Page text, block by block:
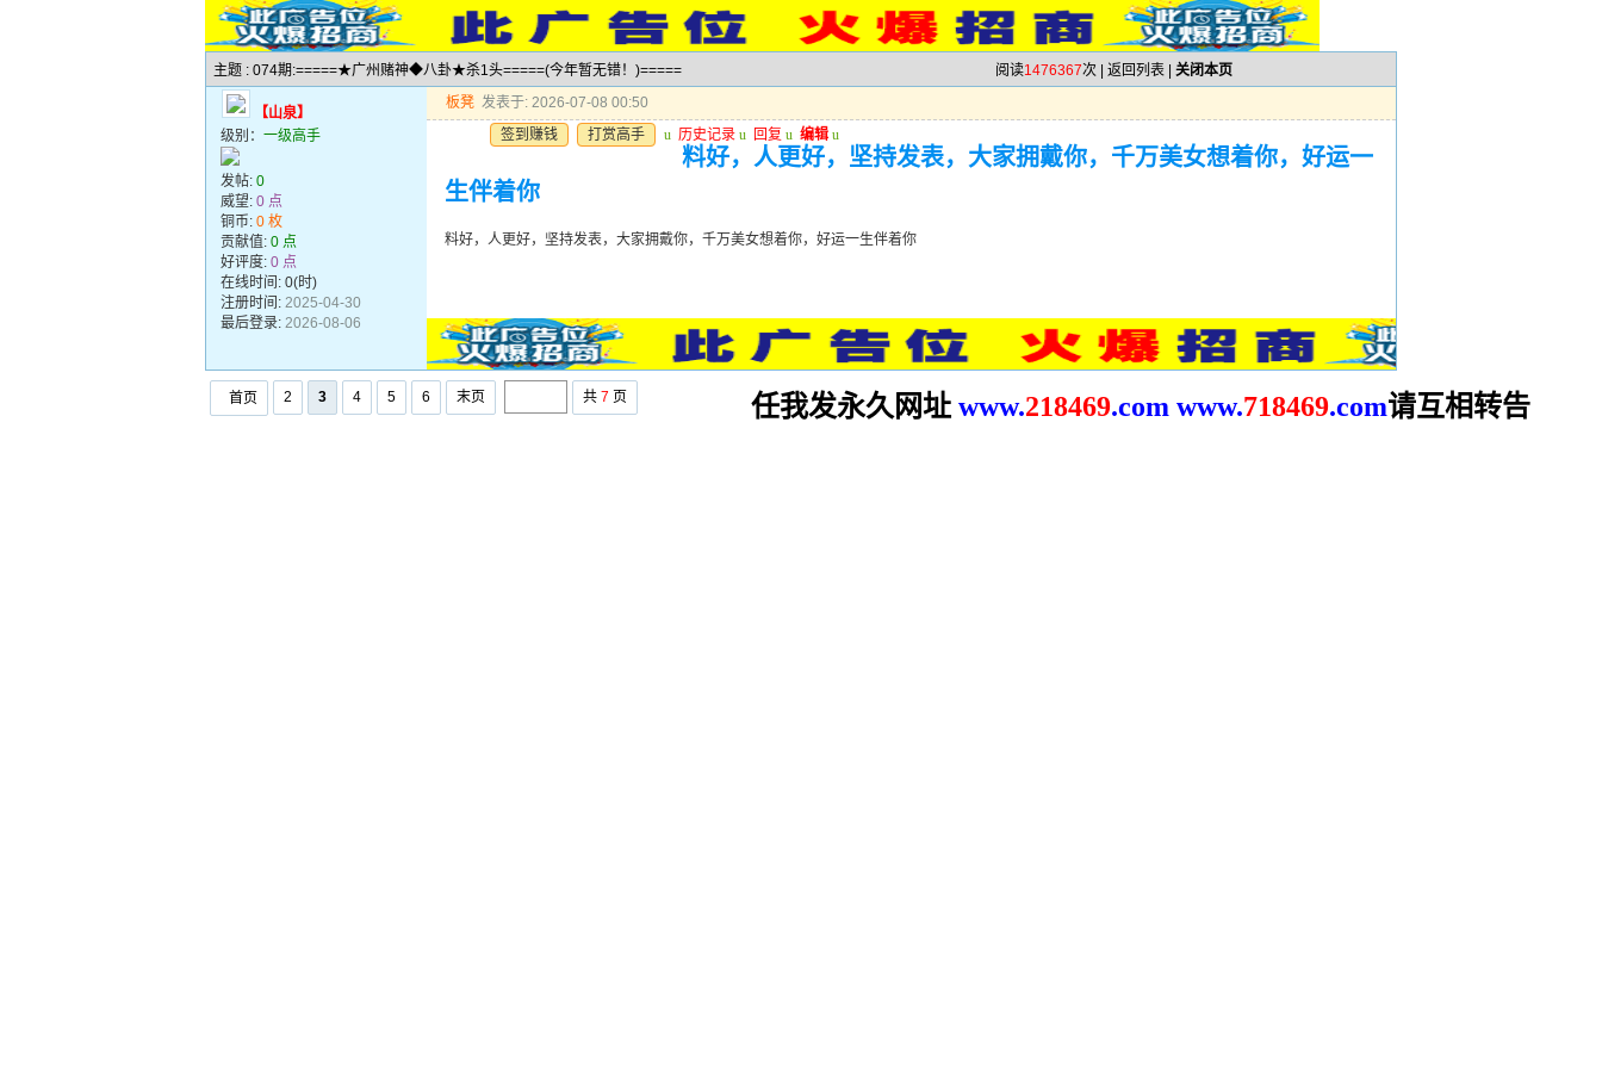
主题 : 074期:=====★广州赌神◆八卦★杀1头=====(今年暂无错！)===== 阅读1476367次 | 返回列表 关闭本页
【山泉】
级别： 一级高手
发帖: 0
威望: 0 点
铜币: 0 枚
贡献值: 0 点
好评度: 0 点
在线时间: 0(时)
注册时间: 2025-04-30
最后登录: 2026-08-06
板凳 发表于: 2026-07-08 00:50
签到赚钱
打赏高手 u 历史记录 u 回复 u 编辑 u
料好，人更好，坚持发表，大家拥戴你，千万美女想着你，好运一
生伴着你
料好，人更好，坚持发表，大家拥戴你，千万美女想着你，好运一生伴着你
首页 2 3 4 5 6 末页 共 7 页 任我发永久网址 www.218469.com www.718469.com请互相转告